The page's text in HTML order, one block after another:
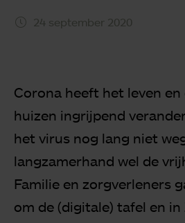
24 september 2020
Corona heeft het leven
huizen ingrijpend
het virus nog lang niet
langzamerhand wel de
Familie en zorgverleners
om de (digitale) tafel en